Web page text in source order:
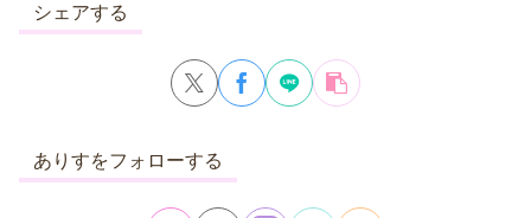
シェアする
ありすをフォローする